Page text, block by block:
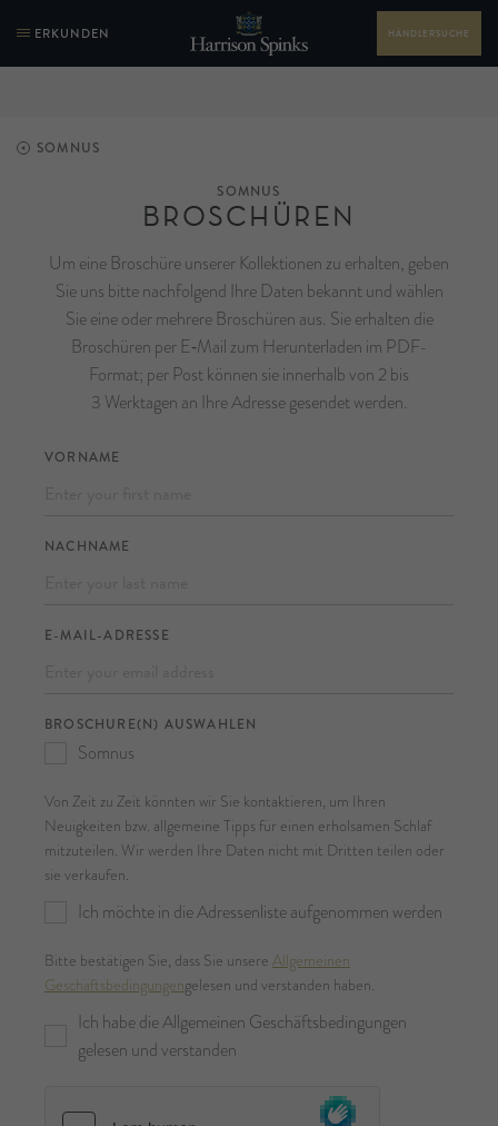
ERKUNDEN HÄNDLERSUCHE
SOMNUS
SOMNUS
BROSCHÜREN
Um eine Broschüre unserer Kollektionen zu erhalten, geben
Sie uns bitte nachfolgend Ihre Daten bekannt und wählen
Sie eine oder mehrere Broschüren aus. Sie erhalten die
Broschüren per E‑Mail zum Herunterladen im PDF-
Format; per Post können sie innerhalb von 2 bis
3 Werktagen an Ihre Adresse gesendet werden.
VORNAME
NACHNAME
E-MAIL-ADRESSE
BROSCHURE(N) AUSWAHLEN
Somnus
Von Zeit zu Zeit könnten wir Sie kontaktieren, um Ihren
Neuigkeiten bzw. allgemeine Tipps für einen erholsamen Schlaf
mitzuteilen. Wir werden Ihre Daten nicht mit Dritten teilen oder
sie verkaufen.
Ich möchte in die Adressenliste aufgenommen werden
Bitte bestätigen Sie, dass Sie unsere Allgemeinen
Geschäftsbedingungengelesen und verstanden haben.
Ich habe die Allgemeinen Geschäftsbedingungen
gelesen und verstanden